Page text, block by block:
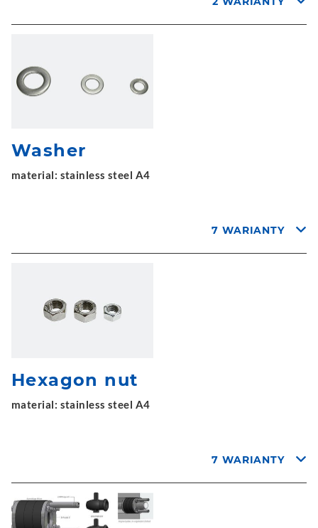
Washer
material: stainless steel A4
7 WARIANTY
Hexagon nut
material: stainless steel A4
7 WARIANTY